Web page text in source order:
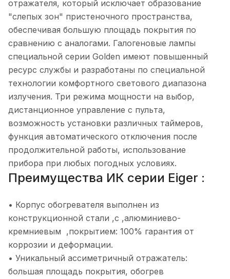
отражателя, который исключает образование
"слепых зон" пристеночного пространства,
обеспечивая большую площадь покрытия по
сравнению с аналогами. Галогеновые лампы
специальной серии Golden имеют повышенный
ресурс службы и разработаны по специальной
технологии комфортного светового диапазона
излучения. Три режима мощности на выбор,
дистанционное управление с пульта,
возможность установки различных таймеров,
функция автоматического отключения после
продолжительной работы, использование
прибора при любых погодных условиях.
Преимущества ИК серии Eiger :
• Корпус обогревателя выполнен из
конструкционной стали ,с ,алюминиево-
кремниевым ,покрытием: 100% гарантия от
коррозии и деформации.
• Уникальный ассиметричный отражатель:
большая площадь покрытия, обогрев